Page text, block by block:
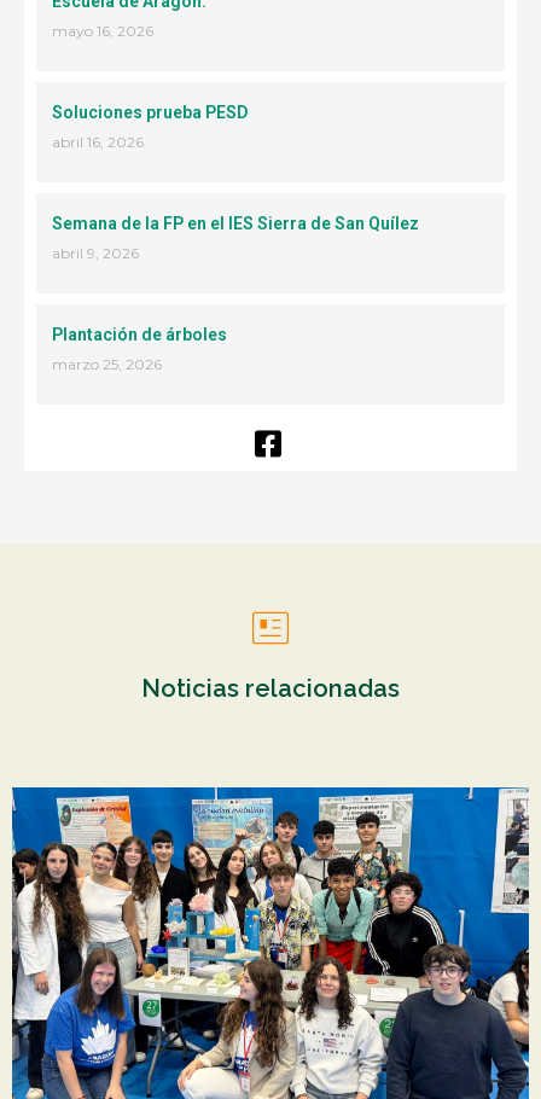
mayo 16, 2026
Soluciones prueba PESD
abril 16, 2026
Semana de la FP en el IES Sierra de San Quílez
abril 9, 2026
Plantación de árboles
marzo 25, 2026
Noticias relacionadas